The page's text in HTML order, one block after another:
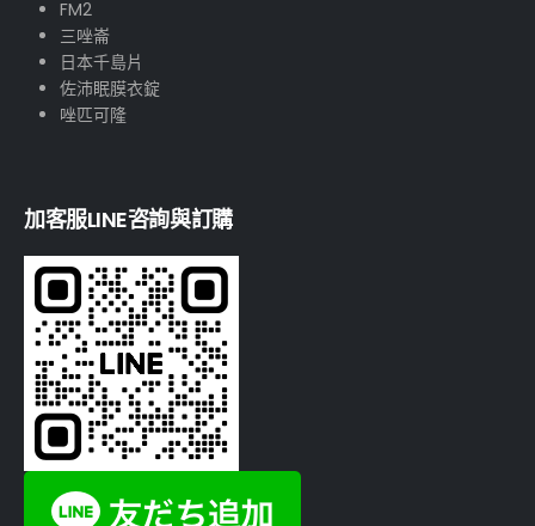
FM2
三唑崙
日本千島片
佐沛眠膜衣錠
唑匹可隆
加客服LINE咨詢與訂購